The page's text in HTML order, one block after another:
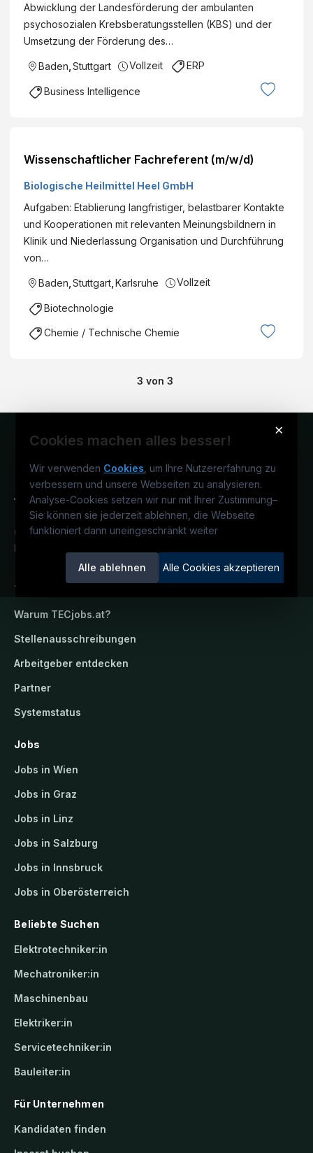
Abwicklung der Landesförderung der ambulanten
psychosozialen Krebsberatungsstellen (KBS) und der
Umsetzung der Förderung des…
Baden Stuttgart Vollzeit ERP
Business Intelligence
Wissenschaftlicher Fachreferent (m/w/d)
Biologische Heilmittel Heel GmbH
Aufgaben: Etablierung langfristiger, belastbarer Kontakte
und Kooperationen mit relevanten Meinungsbildnern in
Klinik und Niederlassung Organisation und Durchführung
von…
Baden Stuttgart Karlsruhe Vollzeit
Biotechnologie
Chemie / Technische Chemie
3 von 3
×
Cookies machen alles besser!
Wir verwenden Cookies , um Ihre Nutzererfahrung zu
verbessern und unsere Webseiten zu analysieren.
Analyse-Cookies setzen wir nur mit Ihrer Zustimmung–
Sie können sie jederzeit ablehnen, die Webseite
funktioniert dann uneingeschränkt weiter
Alle ablehnen Alle Cookies akzeptieren
Österreichs technisches Karriereportal.
Ein Service der candidatis GmbH.
TECjobs.at
Warum TECjobs.at?
Stellenausschreibungen
Arbeitgeber entdecken
Partner
Systemstatus
Jobs
Jobs in Wien
Jobs in Graz
Jobs in Linz
Jobs in Salzburg
Jobs in Innsbruck
Jobs in Oberösterreich
Beliebte Suchen
Elektrotechniker:in
Mechatroniker:in
Maschinenbau
Elektriker:in
Servicetechniker:in
Bauleiter:in
Für Unternehmen
Kandidaten finden